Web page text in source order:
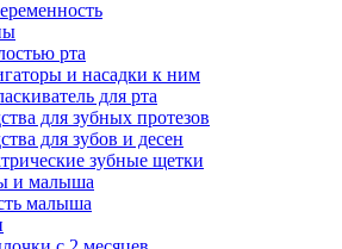
рта
и насадки к ним
для рта
для зубных протезов
для зубов и десен
зубные щетки
и малыша
малыша